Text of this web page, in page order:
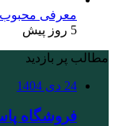
معرفی محبوب
5 روز پیش
مطالب پر بازدید
24 دی 1404
فروشگاه